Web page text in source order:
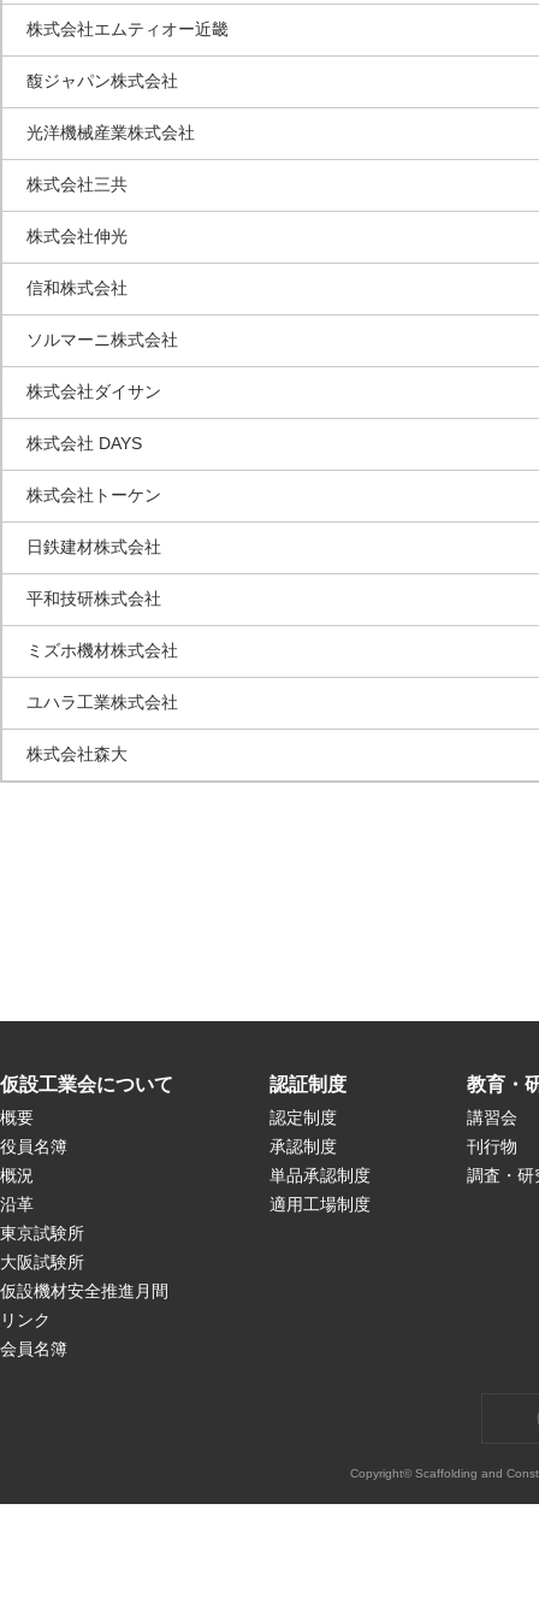
株式会社エムティオー近畿
馥ジャパン株式会社
光洋機械産業株式会社
株式会社三共
株式会社伸光
信和株式会社
ソルマーニ株式会社
株式会社ダイサン
株式会社 DAYS
株式会社トーケン
日鉄建材株式会社
平和技研株式会社
ミズホ機材株式会社
ユハラ工業株式会社
株式会社森大
仮設工業会について
概要
役員名簿
概況
沿革
東京試験所
大阪試験所
仮設機材安全推進月間
リンク
会員名簿
認証制度
認定制度
承認制度
単品承認制度
適用工場制度
教育・
講習会
刊行物
調査・研
Copyright© Scaffolding and